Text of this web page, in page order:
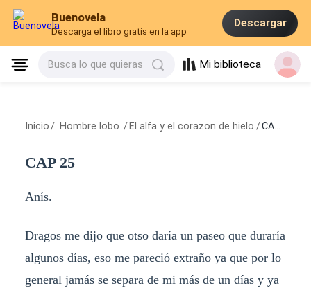
Buenovela
Descarga el libro gratis en la app
Descargar
Busca lo que quieras Mi biblioteca
Inicio / Hombre lobo / El alfa y el corazon de hielo /CAP 25
CAP 25
Anís.
Dragos me dijo que otso daría un paseo que duraría
algunos días, eso me pareció extraño ya que por lo
general jamás se separa de mi más de un días y ya